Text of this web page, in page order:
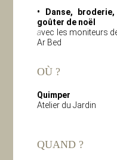
• Danse,
goûter de noël
avec les moniteurs
Ar Bed
OÙ ?
Quimper
Atelier du Jardin
QUAND ?